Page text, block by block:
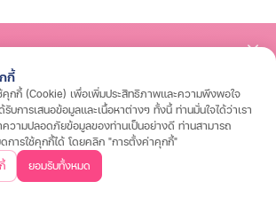
สินเชื่อรถยนต์
ประกันรถยนต์ประกันสุขภาพและโรคร้ายแรง
ริษัทฯ และวัฒนธรรมองค์กร
กี้
คุกกี้ (Cookie) เพื่อเพิ่มประสิทธิภาพและความพึงพอใจ
รับการเสนอข้อมูลและเนื้อหาต่างๆ ทั้งนี้ ท่านมั่นใจได้ว่าเรา
ความปลอดภัยข้อมูลของท่านเป็นอย่างดี ท่านสามารถ
การใช้คุกกี้ได้ โดยคลิก "การตั้งค่าคุกกี้"
ยอมรับทั้งหมด